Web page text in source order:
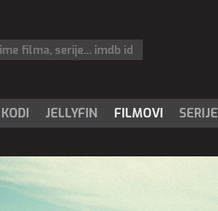
KODI JELLYFIN FILMOVI SERIJE